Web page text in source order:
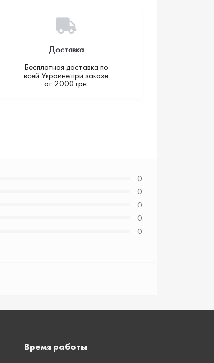
Доставка
Бесплатная доставка по
всей Украине при заказе
от 2000 грн.
0
0
0
0
0
Время работы